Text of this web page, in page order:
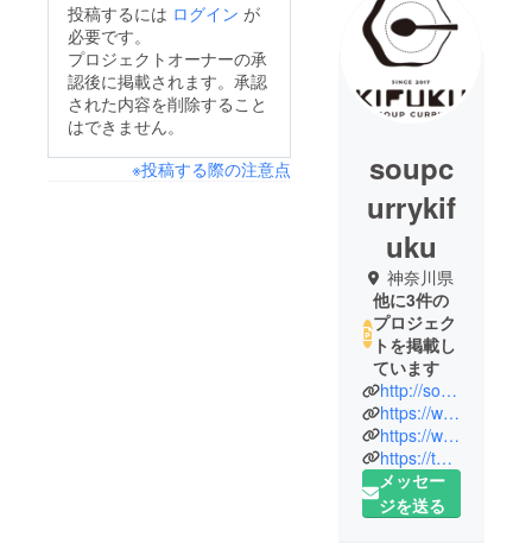
投稿するには ログイン が
必要です。
プロジェクトオーナーの承
認後に掲載されます。承認
された内容を削除すること
はできません。
※投稿する際の注意点
soupc
urrykif
uku
神奈川県
他に3件の
プロジェク
トを掲載し
ています
http://soupcurry-kifuku.com/
https://www.instagram.com/soup.curry.kifuku/
https://www.facebook.com/%E3%82%B9%E3%83%BC%E3%83%97%E3%82%AB%E3%83%AC%E3%83%BCkifuku-299350807214547/
https://twitter.com/kifuku_spice
メッセー
ジを送る